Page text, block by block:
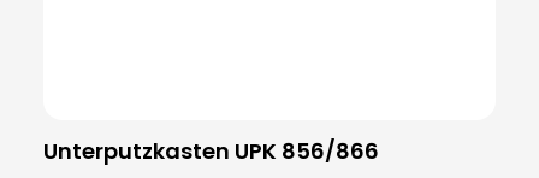
Unterputzkasten UPK 856/866